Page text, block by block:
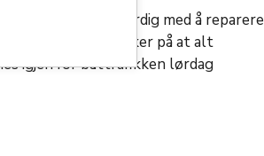
jobbet iherdig med å reparere
For å være helt sikker på at alt
igjen for båttrafikken lørdag